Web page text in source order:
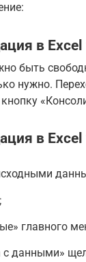
в
быть
нужно.
в
главного
с данными»